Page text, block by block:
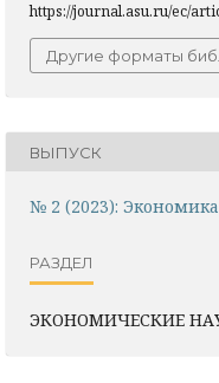
https://journal.asu.ru/ec/
Другие форматы
ВЫПУСК
№ 2 (2023):
РАЗДЕЛ
ЭКОНОМИЧЕСКИЕ